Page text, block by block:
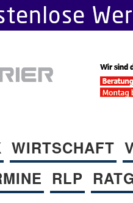
WIRTSCHAFT
RLP